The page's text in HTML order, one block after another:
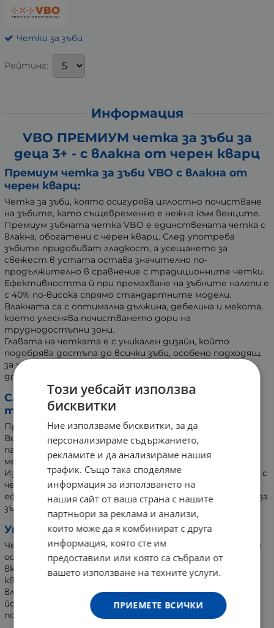
Четки за зъби
Рейтинг:
Информация
VBO ПРЕМИУМ четка за зъби за
деца 3+ - с влакна от черен кварц
Премиум четка за зъби VBO с влакна от
черен кварц:
Четка за зъби, която осигурява цялостно почистване
на зъбите, като същевременно е нежна към венците.
Премиум зъбната четка VBO е единствената четка с
влакна, обогатени с черен кварц. След употреба
зъбите придобиват гладкост, а усещането за
свежест в устата остава значително по-
продължително в сравнение с традиционните четки.
Ефективността й при премахване на зъбните налепи е
с 40% по-висока спрямо стандартните модели.
Влакната са с оптимална дължина, дебелина и мекота,
което улеснява почистването дори на
труднодостъпни зони.
Главата на четката е с уникален дизайн, който
подобрява достъпа до всички зъби, особено подходящ
за хора с по-тесни челюсти или малка уста. А
дръжката е с ергономична форма за удобен захват.
Словенска иновативност и японска
технология:
Премиум четката за зъби VBO е разработена от д-р
Весна Калох, признат ортодонтски експерт, в
партньорство с Университета по дентална
медицина в Канагава, Япония.
Изследвания на университета показват, че влакната с
черен кварц премахват зъбните налепи до 40% по-
ефективно от обикновените четки, дори без паста за
зъби.
Уникалност на черния кварц:
Черният кварц е рядък минерал, добиван предимно на
остров Хокайдо, Япония. Той се образува чрез
вкаменяване на морски водорасли, които натрупват
кварц в клетъчните си стени. По време на четкане
влакната с черен кварц освобождават отрицателни
йони, което засилва продължителността на
почистващия ефект.
Този уебсайт използва
бисквитки
Ние използваме бисквитки, за да
персонализираме съдържанието,
рекламите и да анализираме нашия
трафик. Също така споделяме
информация за използването на
нашия сайт от ваша страна с нашите
партньори за реклама и анализи,
които може да я комбинират с друга
информация, която сте им
предоставили или която са събрали от
вашето използване на техните услуги.
ПРИЕМЕТЕ ВСИЧКИ